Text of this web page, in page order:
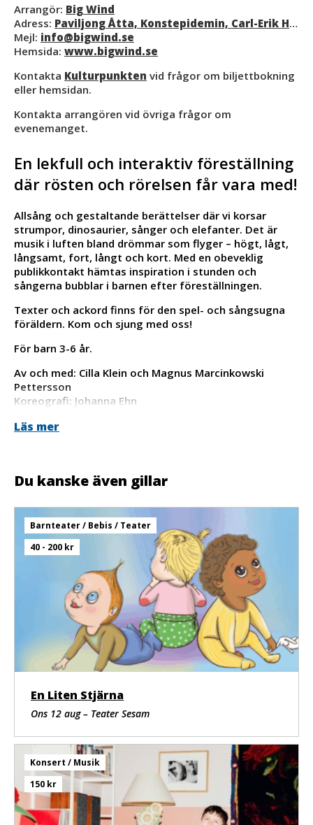
Arrangör: Big Wind
Adress: Paviljong Åtta, Konstepidemin, Carl-Erik Hammaréns backe 4
Mejl: info@bigwind.se
Hemsida: www.bigwind.se
Kontakta Kulturpunkten vid frågor om biljettbokning
eller hemsidan.
Kontakta arrangören vid övriga frågor om
evenemanget.
En lekfull och interaktiv föreställning
där rösten och rörelsen får vara med!
Allsång och gestaltande berättelser där vi korsar
strumpor, dinosaurier, sånger och elefanter. Det är
musik i luften bland drömmar som flyger – högt, lågt,
långsamt, fort, långt och kort. Med en obeveklig
publikkontakt hämtas inspiration i stunden och
sångerna bubblar i barnen efter föreställningen.
Texter och ackord finns för den spel- och sångsugna
föräldern. Kom och sjung med oss!
För barn 3-6 år.
Av och med: Cilla Klein och Magnus Marcinkowski
Pettersson
Koreografi: Johanna Ehn
Ljus: Ola Karlberg
Läs mer
Du kanske även gillar
Barnteater / Bebis / Teater
40 - 200 kr
En Liten Stjärna
Ons 12 aug – Teater Sesam
Konsert / Musik
150 kr